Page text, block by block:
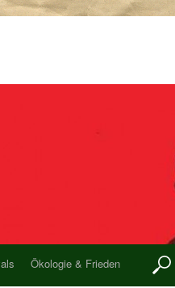
Ökologie & Frieden